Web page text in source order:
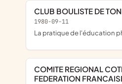
CLUB BOULISTE DE
1980-09-11
La pratique de l'éducation
COMITE REGIONAL COTE D'AZUR DE LA
FEDERATION